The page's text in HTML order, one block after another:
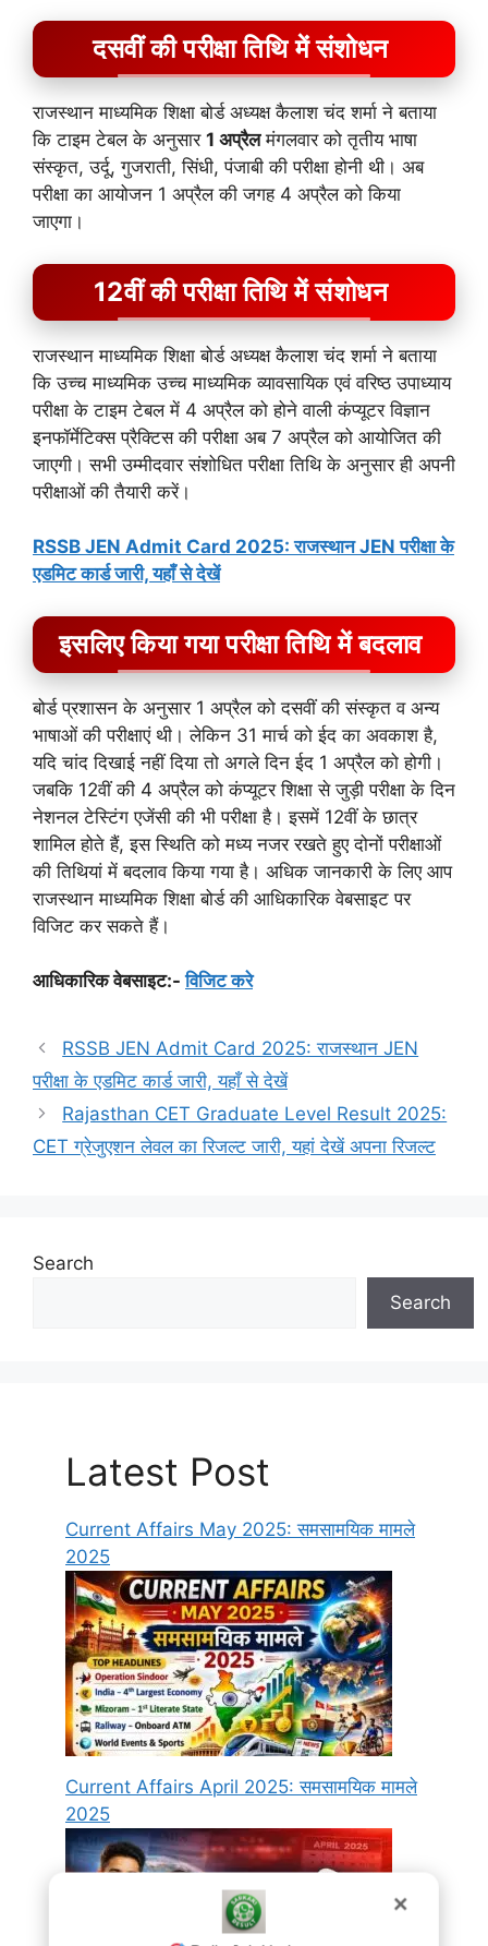
दसवीं की परीक्षा तिथि में संशोधन
राजस्थान माध्यमिक शिक्षा बोर्ड अध्यक्ष कैलाश चंद शर्मा ने बताया
कि टाइम टेबल के अनुसार 1 अप्रैलमंगलवार को तृतीय भाषा
संस्कृत, उर्दू, गुजराती, सिंधी, पंजाबी की परीक्षा होनी थी। अब
परीक्षा का आयोजन 1 अप्रैल की जगह 4 अप्रैल को किया
जाएगा।
12वीं की परीक्षा तिथि में संशोधन
राजस्थान माध्यमिक शिक्षा बोर्ड अध्यक्ष कैलाश चंद शर्मा ने बताया
कि उच्च माध्यमिक उच्च माध्यमिक व्यावसायिक एवं वरिष्ठ उपाध्याय
परीक्षा के टाइम टेबल में 4 अप्रैल को होने वाली कंप्यूटर विज्ञान
इनफॉर्मेटिक्स प्रैक्टिस की परीक्षा अब 7 अप्रैल को आयोजित की
जाएगी। सभी उम्मीदवार संशोधित परीक्षा तिथि के अनुसार ही अपनी
परीक्षाओं की तैयारी करें।
RSSB JEN Admit Card 2025: राजस्थान JEN परीक्षा के
एडमिट कार्ड जारी, यहाँ से देखें
इसलिए किया गया परीक्षा तिथि में बदलाव
बोर्ड प्रशासन के अनुसार 1 अप्रैल को दसवीं की संस्कृत व अन्य
भाषाओं की परीक्षाएं थी। लेकिन 31 मार्च को ईद का अवकाश है,
यदि चांद दिखाई नहीं दिया तो अगले दिन ईद 1 अप्रैल को होगी।
जबकि 12वीं की 4 अप्रैल को कंप्यूटर शिक्षा से जुड़ी परीक्षा के दिन
नेशनल टेस्टिंग एजेंसी की भी परीक्षा है। इसमें 12वीं के छात्र
शामिल होते हैं, इस स्थिति को मध्य नजर रखते हुए दोनों परीक्षाओं
की तिथियां में बदलाव किया गया है। अधिक जानकारी के लिए आप
राजस्थान माध्यमिक शिक्षा बोर्ड की आधिकारिक वेबसाइट पर
विजिट कर सकते हैं।
आधिकारिक वेबसाइट:-विजिट करे
RSSB JEN Admit Card 2025: राजस्थान JEN
परीक्षा के एडमिट कार्ड जारी, यहाँ से देखें
Rajasthan CET Graduate Level Result 2025:
CET ग्रेजुएशन लेवल का रिजल्ट जारी, यहां देखें अपना रिजल्ट
Search
Search
Latest Post
Current Affairs May 2025: समसामयिक मामले
2025
Current Affairs April 2025: समसामयिक मामले
2025
✕